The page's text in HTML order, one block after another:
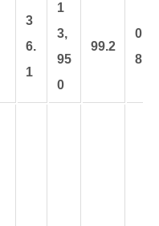
3
6.
1
1
3,
95
0
99.2
0.
8